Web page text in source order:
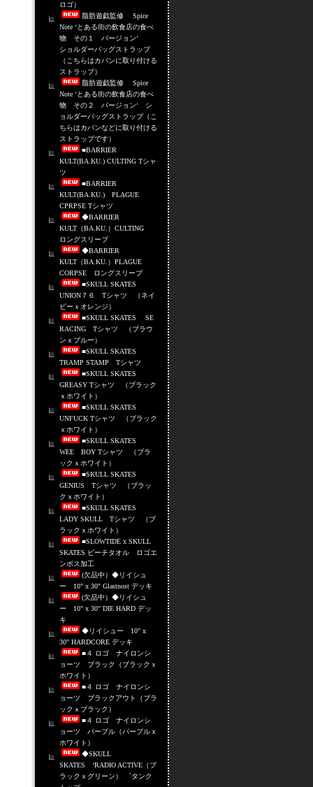
ロゴ）
脂肪遊戯監修 Spice
Note ‘とある街の飲食店の食べ
物 その１ バージョン‘
ショルダーバッグストラップ
（こちらはカバンに取り付ける
ストラップ）
脂肪遊戯監修 Spice
Note ‘とある街の飲食店の食べ
物 その２ バージョン‘ シ
ョルダーバッグストラップ（こ
ちらはカバンなどに取り付ける
ストラップです）
■BARRIER
KULT(BA.KU.) CULTING Tシャ
ツ
■BARRIER
KULT(BA.KU.) PLAGUE
CPRPSE Tシャツ
◆BARRIER
KULT（BA.KU.）CULTING
ロングスリーブ
◆BARRIER
KULT（BA.KU.）PLAGUE
CORPSE ロングスリーブ
■SKULL SKATES
UNION７６ Tシャツ （ネイ
ビーｘオレンジ）
■SKULL SKATES SE
RACING Tシャツ （ブラウ
ンｘブルー）
■SKULL SKATES
TRAMP STAMP Tシャツ
■SKULL SKATES
GREASY Tシャツ （ブラック
ｘホワイト）
■SKULL SKATES
UNFUCK Tシャツ （ブラック
ｘホワイト）
■SKULL SKATES
WEE BOY Tシャツ （ブラ
ックｘホワイト）
■SKULL SKATES
GENIUS Tシャツ （ブラッ
クｘホワイト）
■SKULL SKATES
LADY SKULL Tシャツ （ブ
ラックｘホワイト）
■SLOWTIDE x SKULL
SKATES ビーチタオル ロゴエ
ンボス加工
(欠品中）◆リイシュ
ー 10" x 30" Glastnost デッキ
(欠品中）◆リイシュ
ー 10" x 30" DIE HARD デッ
キ
◆リイシュー 10" x
30" HARDCORE デッキ
■４ ロゴ ナイロンシ
ョーツ ブラック（ブラックｘ
ホワイト）
■４ ロゴ ナイロンシ
ョーツ ブラックアウト（ブラ
ックｘブラック）
■４ ロゴ ナイロンシ
ョーツ パープル（パープルｘ
ホワイト）
◆SKULL
SKATES ‘RADIO ACTIVE（ブ
ラックｘグリーン） `タンク